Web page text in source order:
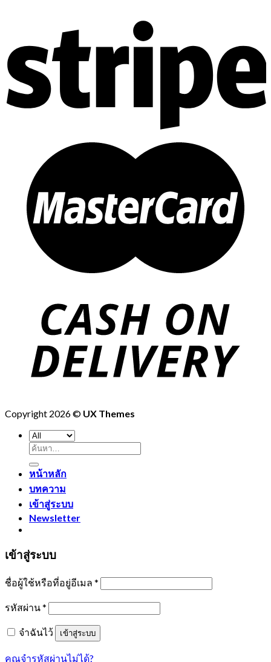
Copyright 2026 © UX Themes
ค้นหา:
หน้าหลัก
บทความ
เข้าสู่ระบบ
Newsletter
เข้าสู่ระบบ
ชื่อผู้ใช้หรือที่อยู่อีเมล *
รหัสผ่าน*
จำฉันไว้ เข้าสู่ระบบ
คุณจำรหัสผ่านไม่ได้?